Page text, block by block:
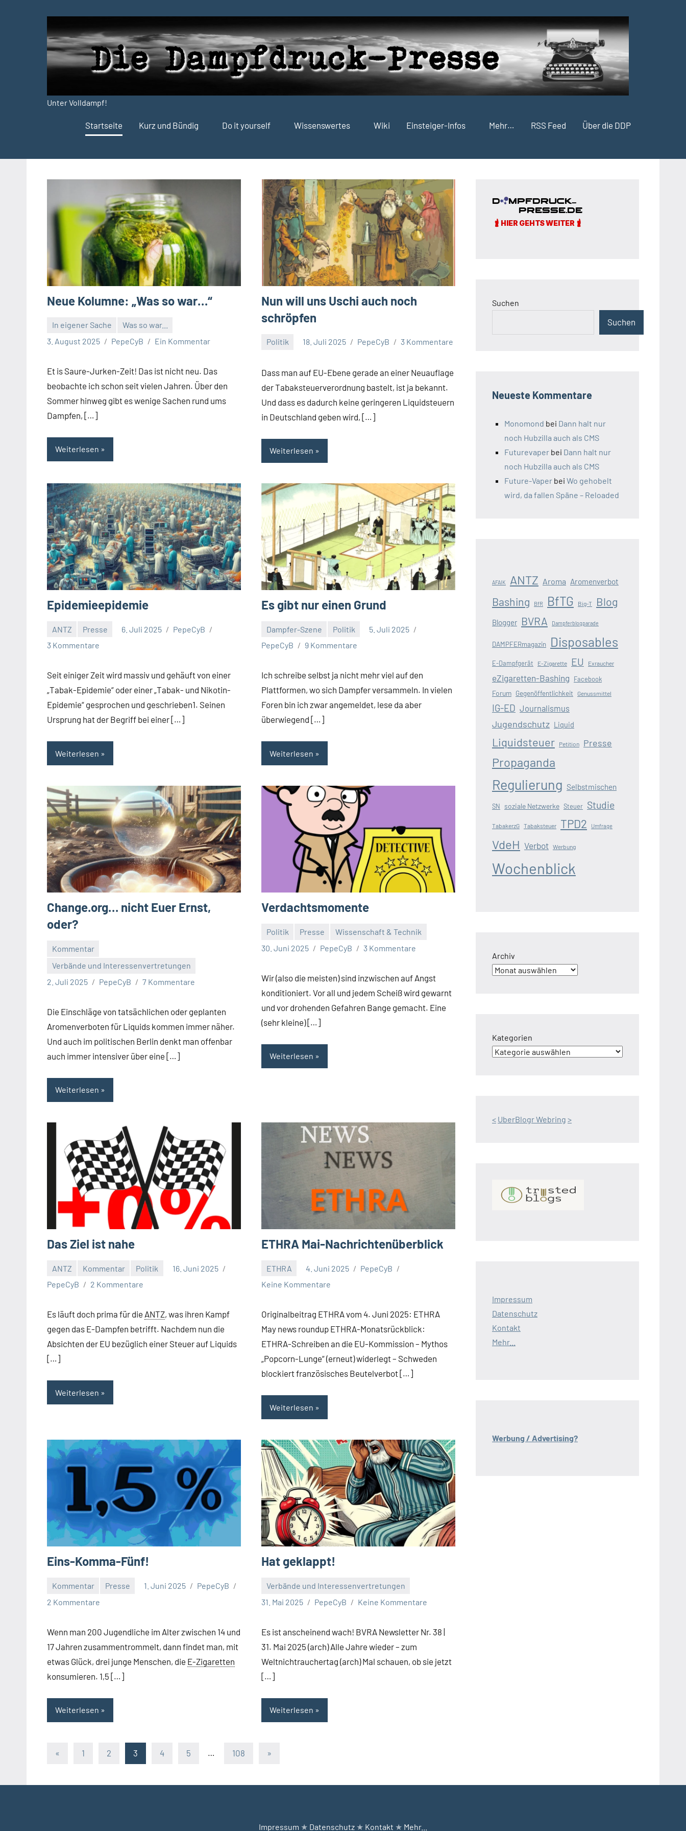
Dampfdruck-
Presse
Unter Volldampf!
Startseite Kurz und Bündig Do it yourself Wissenswertes Wiki Einsteiger-Infos Mehr… RSS Feed Über die DDP
Neue Kolumne: „Was so war…“
In eigener Sache
Was so war...
3. August 2025
PepeCyB Ein Kommentar
Et is Saure-Jurken-Zeit! Das ist nicht neu. Das
beobachte ich schon seit vielen Jahren. Über den
Sommer hinweg gibt es wenige Sachen rund ums
Dampfen, […]
Weiterlesen
Nun will uns Uschi auch noch
schröpfen
Politik 18. Juli 2025 PepeCyB 3 Kommentare
Dass man auf EU-Ebene gerade an einer Neuauflage
der Tabaksteuerverordnung bastelt, ist ja bekannt.
Und dass es dadurch keine geringeren Liquidsteuern
in Deutschland geben wird, […]
Weiterlesen
Epidemieepidemie
ANTZ Presse 6. Juli 2025
PepeCyB
3 Kommentare
Seit einiger Zeit wird massiv und gehäuft von einer
„Tabak-Epidemie“ oder einer „Tabak- und Nikotin-
Epidemie“ gesprochen und geschrieben1. Seinen
Ursprung hat der Begriff bei einer […]
Weiterlesen
Es gibt nur einen Grund
Dampfer-Szene Politik
5. Juli 2025
PepeCyB
9 Kommentare
Ich schreibe selbst ja nicht mehr viel auf den
Plattformen, wo sich Dampfer versammeln. In vielen
Foren bin ich zwar angemeldet, lese da aber
überwiegend […]
Weiterlesen
Change.org… nicht Euer Ernst,
oder?
Kommentar
Verbände und Interessenvertretungen
2. Juli 2025
PepeCyB 7 Kommentare
Die Einschläge von tatsächlichen oder geplanten
Aromenverboten für Liquids kommen immer näher.
Und auch im politischen Berlin denkt man offenbar
auch immer intensiver über eine […]
Weiterlesen
Verdachtsmomente
Politik Presse
Wissenschaft & Technik
30. Juni 2025
PepeCyB 3 Kommentare
Wir (also die meisten) sind inzwischen auf Angst
konditioniert. Vor all und jedem Scheiß wird gewarnt
und vor drohenden Gefahren Bange gemacht. Eine
(sehr kleine) […]
Weiterlesen
Das Ziel ist nahe
ANTZ Kommentar Politik
16. Juni 2025
PepeCyB
2 Kommentare
Es läuft doch prima für die ANTZ, was ihren Kampf
gegen das E-Dampfen betrifft. Nachdem nun die
Absichten der EU bezüglich einer Steuer auf Liquids
[…]
Weiterlesen
ETHRA Mai-Nachrichtenüberblick
ETHRA 4. Juni 2025
PepeCyB
Keine Kommentare
Originalbeitrag ETHRA vom 4. Juni 2025: ETHRA
May news roundup ETHRA-Monatsrückblick:
ETHRA-Schreiben an die EU-Kommission – Mythos
„Popcorn-Lunge“ (erneut) widerlegt – Schweden
blockiert französisches Beutelverbot […]
Weiterlesen
Eins-Komma-Fünf!
Kommentar Presse 1. Juni 2025
PepeCyB
2 Kommentare
Wenn man 200 Jugendliche im Alter zwischen 14 und
17 Jahren zusammentrommelt, dann findet man, mit
etwas Glück, drei junge Menschen, die E-Zigaretten
konsumieren. 1,5 […]
Weiterlesen
Hat geklappt!
Verbände und Interessenvertretungen
31. Mai 2025
PepeCyB Keine Kommentare
Es ist anscheinend wach! BVRA Newsletter Nr. 38 |
31. Mai 2025 (arch) Alle Jahre wieder – zum
Weltnichtrauchertag (arch) Mal schauen, ob sie jetzt
[…]
Weiterlesen
Seitennummerierung
« Vorherige
1 2 3 4 5 … 108
Nächste
»
Suchen
Suchen
Neueste Kommentare
Monomond bei Dann halt nur
noch Hubzilla auch als CMS
Futurevaper bei Dann halt nur
noch Hubzilla auch als CMS
Future-Vaper bei Wo gehobelt
wird, da fallen Späne – Reloaded
AFAIK ANTZ Aroma Aromenverbot
Bashing BfR BfTG Big-T Blog
Blogger BVRA Dampferblogparade
DAMPFERmagazin Disposables
E-Dampfgerät E-Zigarette EU Exraucher
eZigaretten-Bashing Facebook
Forum Gegenöffentlichkeit Genussmittel
IG-ED Journalismus
Jugendschutz Liquid
Liquidsteuer Petition Presse
Propaganda
Regulierung Selbstmischen
SN soziale Netzwerke Steuer Studie
TabakerzG Tabaksteuer TPD2 Umfrage
VdeH Verbot Werbung
Wochenblick
Archiv
Kategorien
< UberBlogr Webring >
Impressum
Datenschutz
Kontakt
Mehr...
Werbung / Advertising?
Impressum ★ Datenschutz ★ Kontakt ★ Mehr...